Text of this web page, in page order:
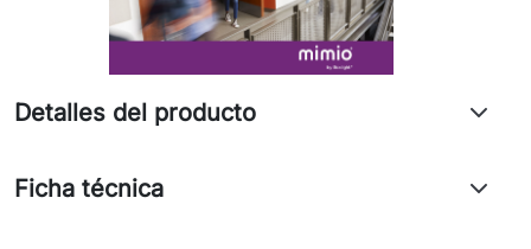
Detalles del producto
Ficha técnica